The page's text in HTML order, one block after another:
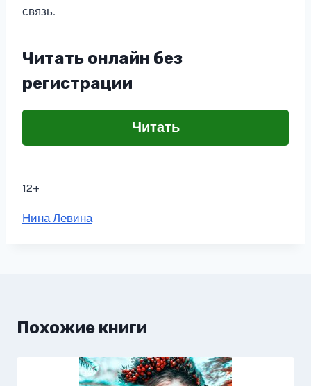
связь.
Читать онлайн без
регистрации
Читать
12+
Метки
Нина Левина
Похожие книги